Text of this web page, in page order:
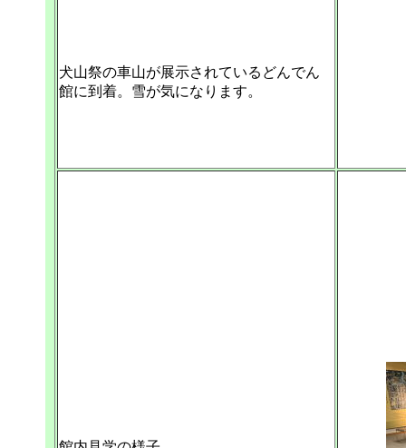
犬山祭の車山が展示されているどんでん
館に到着。雪が気になります。